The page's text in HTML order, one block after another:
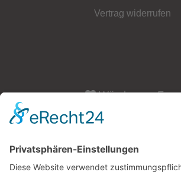
Vertrag widerrufen
Würzburger Fass
Samstag: 10:00 - 15:00 Uhr